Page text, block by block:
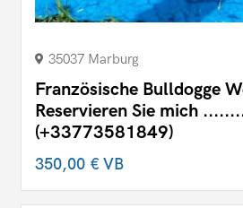
35037 Marburg
Französische Bulldogge
Reservieren Sie mich
(+33773581849)
350,00 €VB